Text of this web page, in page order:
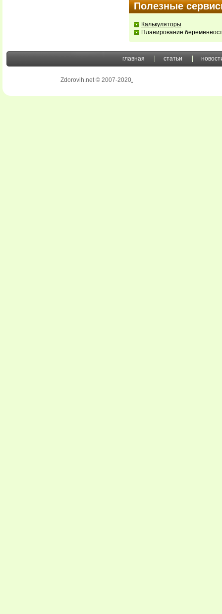
Полезные
Калькуляторы
Планирование
главная статьи
Zdorovih.net © 2007-2020